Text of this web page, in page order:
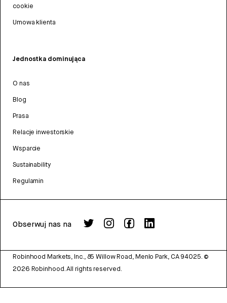
cookie
Umowa klienta
Jednostka dominująca
O nas
Blog
Prasa
Relacje inwestorskie
Wsparcie
Sustainability
Regulamin
Obserwuj nas na
Robinhood Markets, Inc., 85 Willow Road, Menlo Park, CA 94025. ©
2026 Robinhood. All rights reserved.